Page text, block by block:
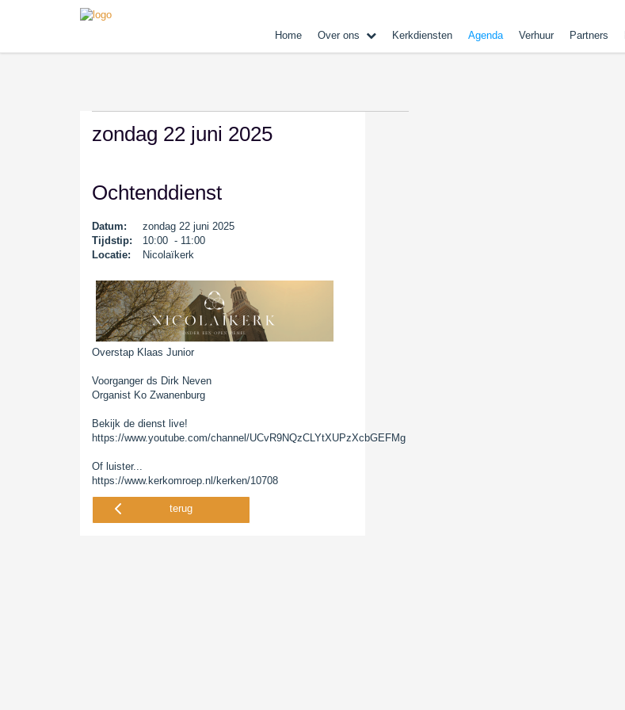
Home Over ons Kerkdiensten Agenda Verhuur Partners
zondag 22 juni 2025
Ochtenddienst
Datum:
zondag 22 juni 2025
Tijdstip:
10:00 - 11:00
Locatie:
Nicolaïkerk
Overstap Klaas Junior
Voorganger ds Dirk Neven
Organist Ko Zwanenburg
Bekijk de dienst live!
https://www.youtube.com/channel/UCvR9NQzCLYtXUPzXcbGEFMg
Of luister...
https://www.kerkomroep.nl/kerken/10708
terug